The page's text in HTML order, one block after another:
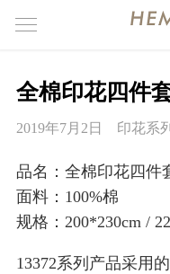
全棉印花四件
2019年7月2日 印花系列
品名：全棉印花四件
面料：100%棉
规格：200*230cm /
13372系列产品采用